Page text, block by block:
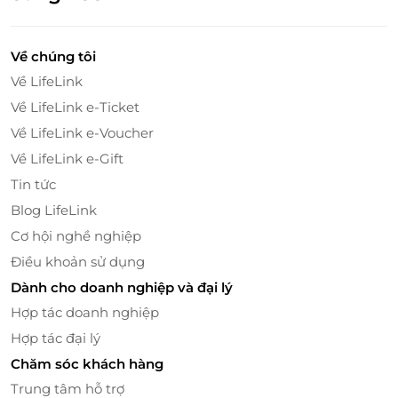
Hòa mình vào không gian đậm nét văn hóa Việt, nơi mỗi món ăn
không chỉ là hương vị mà còn là câu chuyện về ẩm thực ba miền,
LifeLink - Tặng món ngon, trao trải
nghiệm văn hóa
Về chúng tôi
Về LifeLink
Về LifeLink e-Ticket
Về LifeLink e-Voucher
Về LifeLink e-Gift
Tin tức
Blog LifeLink
Cơ hội nghề nghiệp
Điều khoản sử dụng
Dành cho doanh nghiệp và đại lý
Hợp tác doanh nghiệp
Hợp tác đại lý
Chăm sóc khách hàng
Trung tâm hỗ trợ